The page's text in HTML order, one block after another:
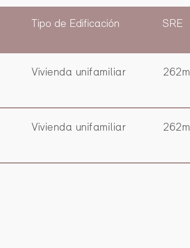
Tipo de Edificación SRE
Vivienda unifamiliar 262m
Vivienda unifamiliar 262m